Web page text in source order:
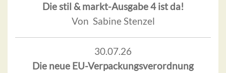
Die stil & markt-Ausgabe 4 ist da!
Von Sabine Stenzel
30.07.26
Die neue EU-Verpackungsverordnung